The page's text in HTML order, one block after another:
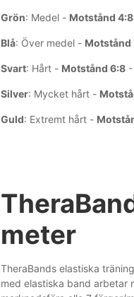
Grön: Medel - Motstånd 4:8
Blå: Över medel - Motstånd
Svart: Hårt - Motstånd 6:8
Silver: Mycket hårt -
Guld: Extremt hårt -
meter
TheraBands elastiska
med elastiska band arbetar